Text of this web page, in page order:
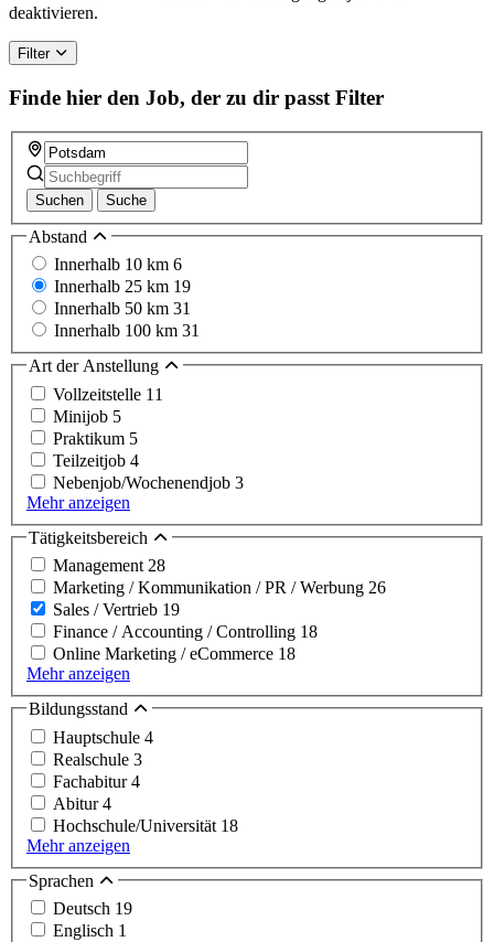
deaktivieren.
Filter
Finde hier den Job, der zu dir passt Filter
Suchen Suche
Abstand
Innerhalb 10 km 6
Innerhalb 25 km 19
Innerhalb 50 km 31
Innerhalb 100 km 31
Art der Anstellung
Vollzeitstelle 11
Minijob 5
Praktikum 5
Teilzeitjob 4
Nebenjob/Wochenendjob 3
Mehr anzeigen
Tätigkeitsbereich
Management 28
Marketing / Kommunikation / PR / Werbung 26
Sales / Vertrieb 19
Finance / Accounting / Controlling 18
Online Marketing / eCommerce 18
Mehr anzeigen
Bildungsstand
Hauptschule 4
Realschule 3
Fachabitur4
Abitur4
Hochschule/Universität 18
Mehr anzeigen
Sprachen
Deutsch 19
Englisch 1